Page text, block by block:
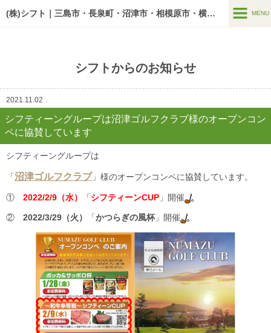
O5AwA5o1HbI
(株)シフト｜三島市・長泉町・沼津市・相模原市・横浜市の老人ホーム MENU
空室情報
リクルート
会社案内
シフトからのお知らせ
2021.11.02
シフティーングループは沼津ゴルフクラブ様のオープンコン
ペに協賛しています
シフティーングループは
「 沼津ゴルフクラブ 」様のオープンコンペに協賛しています。
① 2022/2/9（水） 「 シフティーンCUP 」開催
② 2022/3/29（火） 「 かつらぎの風杯」開催